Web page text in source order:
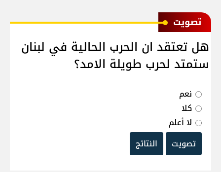
ﺗﺼﻮﻳﺖ
هل تعتقد ان الحرب الحالية في لبنان
ستمتد لحرب طويلة الامد؟
نعم
كلا
لا أعلم
تصويت
النتائج